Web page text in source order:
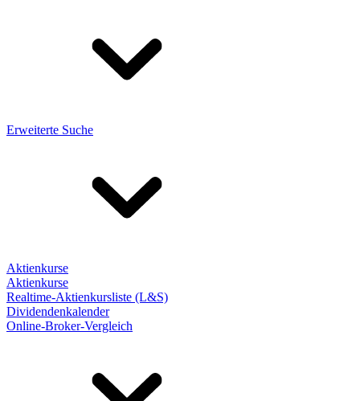
Erweiterte Suche
Aktienkurse
Aktienkurse
Realtime-Aktienkursliste (L&S)
Dividendenkalender
Online-Broker-Vergleich